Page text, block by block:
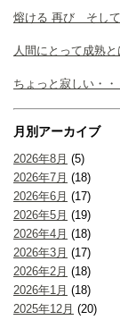
熔ける 再び そし
人間にとって成熟
ちょっと寂しい・・
月別アーカイブ
2026年8月 (5)
2026年7月 (18)
2026年6月 (17)
2026年5月 (19)
2026年4月 (18)
2026年3月 (17)
2026年2月 (18)
2026年1月 (18)
2025年12月 (20)